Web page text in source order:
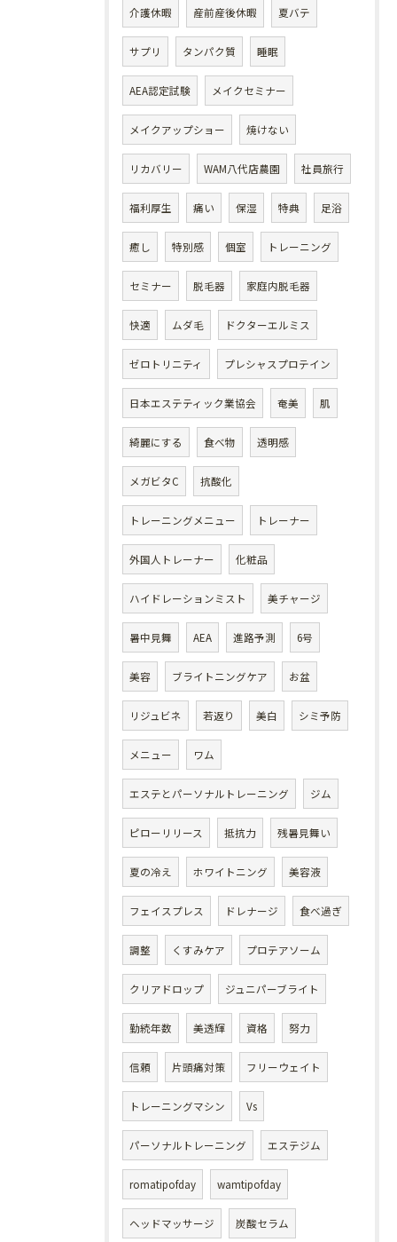
介護休暇 産前産後休暇 夏バテ
サプリ タンパク質 睡眠
AEA認定試験 メイクセミナー
メイクアップショー 焼けない
リカバリー WAM八代店農園 社員旅行
福利厚生 痛い 保湿 特典 足浴
癒し 特別感 個室 トレーニング
セミナー 脱毛器 家庭内脱毛器
快適 ムダ毛 ドクターエルミス
ゼロトリニティ プレシャスプロテイン
日本エステティック業協会 奄美 肌
綺麗にする 食べ物 透明感
メガビタC 抗酸化
トレーニングメニュー トレーナー
外国人トレーナー 化粧品
ハイドレーションミスト 美チャージ
暑中見舞 AEA 進路予測 6号
美容 ブライトニングケア お盆
リジュビネ 若返り 美白 シミ予防
メニュー ワム
エステとパーソナルトレーニング ジム
ピローリリース 抵抗力 残暑見舞い
夏の冷え ホワイトニング 美容液
フェイスプレス ドレナージ 食べ過ぎ
調整 くすみケア プロテアソーム
クリアドロップ ジュニパーブライト
勤続年数 美透輝 資格 努力
信頼 片頭痛対策 フリーウェイト
トレーニングマシン Vs
パーソナルトレーニング エステジム
romatipofday wamtipofday
ヘッドマッサージ 炭酸セラム